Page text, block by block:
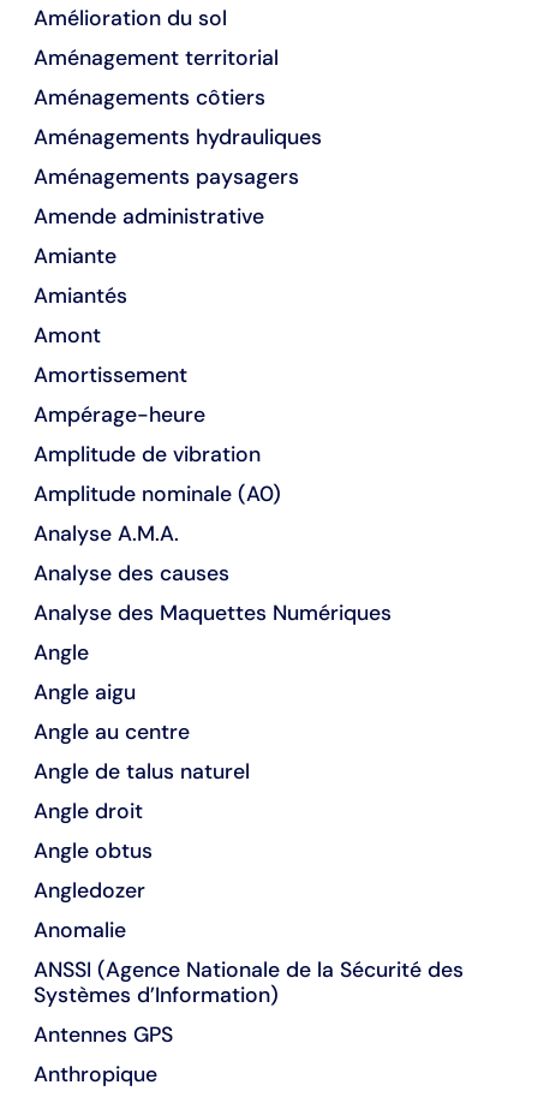
Amélioration du sol
Aménagement territorial
Aménagements côtiers
Aménagements hydrauliques
Aménagements paysagers
Amende administrative
Amiante
Amiantés
Amont
Amortissement
Ampérage-heure
Amplitude de vibration
Amplitude nominale (A0)
Analyse A.M.A.
Analyse des causes
Analyse des Maquettes Numériques
Angle
Angle aigu
Angle au centre
Angle de talus naturel
Angle droit
Angle obtus
Angledozer
Anomalie
ANSSI (Agence Nationale de la Sécurité des
Systèmes d’Information)
Antennes GPS
Anthropique